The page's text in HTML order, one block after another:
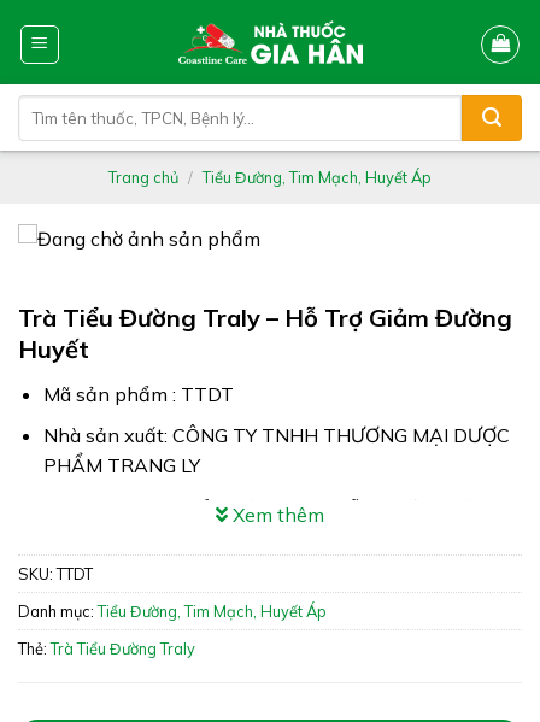
kiếm:
Trang chủ / Tiểu Đường, Tim Mạch, Huyết Áp
Trà Tiểu Đường Traly – Hỗ Trợ Giảm Đường
Huyết
Mã sản phẩm : TTDT
Nhà sản xuất: CÔNG TY TNHH THƯƠNG MẠI DƯỢC
PHẨM TRANG LY
Công dụng: Trà Tiểu Đường Traly hỗ trợ giảm đường
Xuất xứ: Việt Nam
Giấy phép: 10305/2019/ĐKSP – 1771/2024/XNQC-
ATTP
Xem thêm
SKU:TTDT
Danh mục:Tiểu Đường, Tim Mạch, Huyết Áp
Thẻ:Trà Tiểu Đường Traly